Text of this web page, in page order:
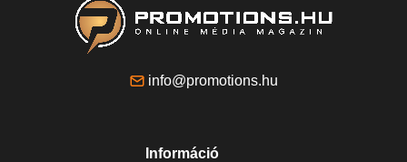
info@promotions.hu
Információ